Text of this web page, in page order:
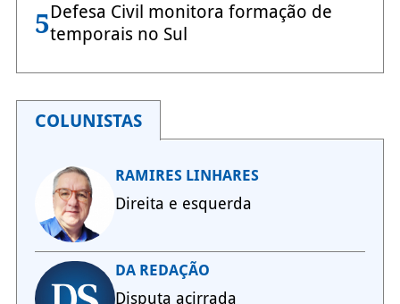
5Defesa Civil monitora formação de
temporais no Sul
COLUNISTAS
RAMIRES LINHARES
Direita e esquerda
DA REDAÇÃO
Disputa acirrada